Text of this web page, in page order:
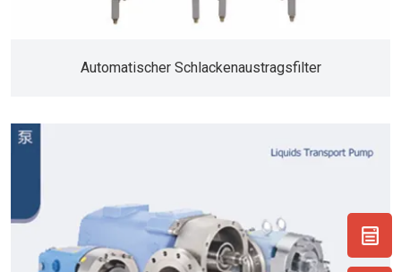
Automatischer Schlackenaustragsfilter